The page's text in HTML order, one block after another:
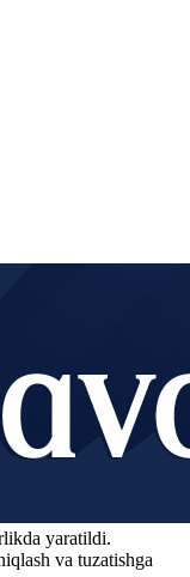
yaratildi.
va tuzatishga